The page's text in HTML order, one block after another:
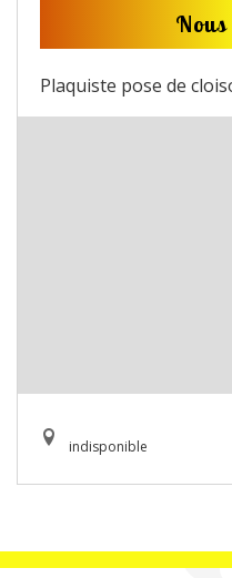
Plaquiste pose de
indisponible